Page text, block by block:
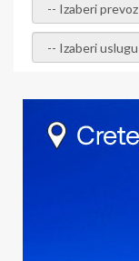
- izaberi prevoz -
- Izaberite uslugu -